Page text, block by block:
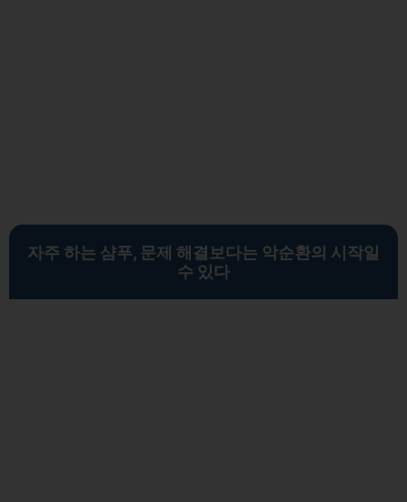
자주 하는 샴푸, 문제 해결보다는 악순환의 시작일
수 있다